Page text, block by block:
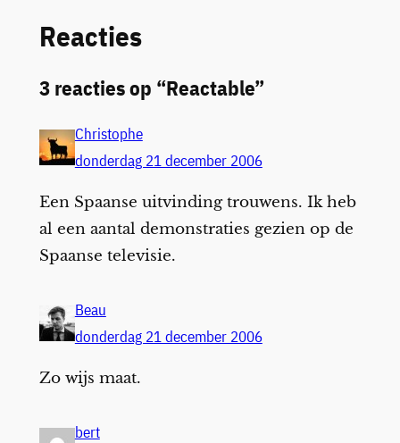
Reacties
3 reacties op “Reactable”
Christophe
donderdag 21 december 2006
Een Spaanse uitvinding trouwens. Ik heb
al een aantal demonstraties gezien op de
Spaanse televisie.
Beau
donderdag 21 december 2006
Zo wijs maat.
bert